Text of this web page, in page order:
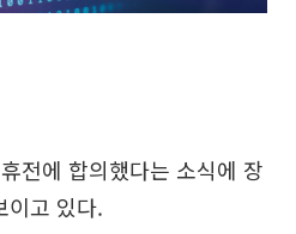
전에 합의했다는 소식에 장
이고 있다.